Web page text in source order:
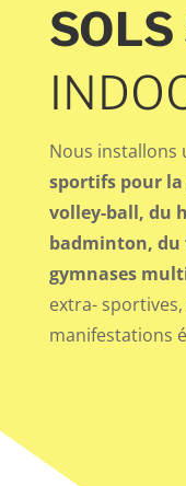
Nous installons
sportifs pour
volley-ball, du
badminton, du
gymnases
extra-
manifestations